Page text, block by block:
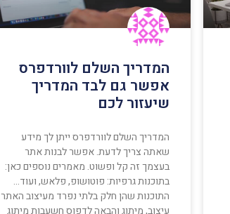
המדריך השלם לוורדפרס
אפשר גם לבד המדריך
שיעזור לכם
המדריך השלם לוורדפרס ייתן לך מידע
שאתה צריך לדעת. אפשר לבנות אתר
בעצמך זה קל ופשוט. מאמרים נוספים כאן:
בתוכנות גרפיות: פוטושופ, פלאש, ועוד…
התוכנות שהן חלק בלתי נפרד מעיצוב האתר